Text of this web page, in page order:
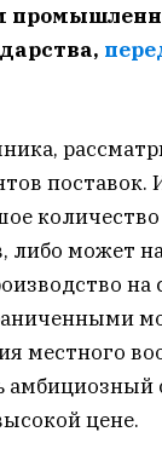
либо может
на
местного
цене.